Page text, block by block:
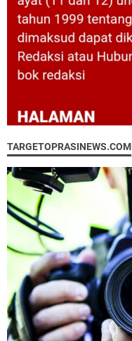
TARGETOPRASINEWS.COM